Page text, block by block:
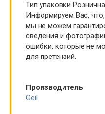
Тип упаковки
Информируем Вас,
мы не можем
сведения и
ошибки, которые не
для претензий.
Производитель
Geil